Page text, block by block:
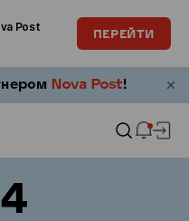
Post
ПЕРЕЙТИ